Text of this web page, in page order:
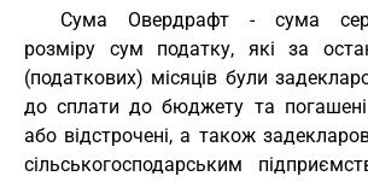
Сума Овердрафт - сума
розміру сум податку, які за
(податкових) місяців були
до сплати до бюджету та погашені
або відстрочені, а також
сільськогосподарським